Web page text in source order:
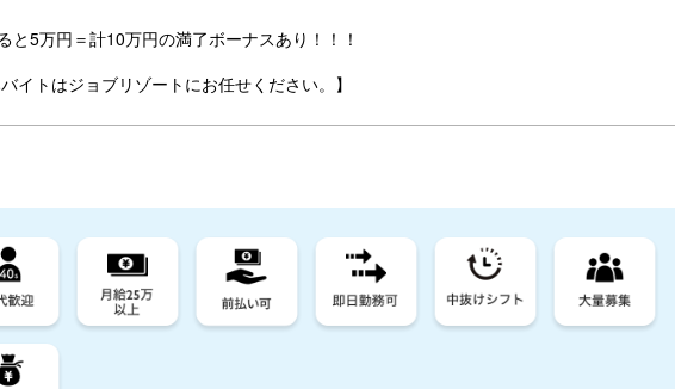
5万円＝計10万円の満了ボーナスあり！！！
イトはジョブリゾートにお任せください。】